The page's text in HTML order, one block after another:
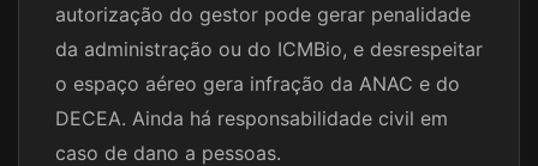
autorização do gestor pode gerar penalidade
da administração ou do ICMBio, e desrespeitar
o espaço aéreo gera infração da ANAC e do
DECEA. Ainda há responsabilidade civil em
caso de dano a pessoas.